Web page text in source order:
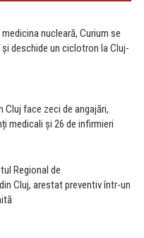
nucleară, Curium se
deschide un ciclotron la Cluj-
Cluj face zeci de angajări,
medicali și 26 de infirmieri
Regional de
Cluj, arestat preventiv într-un